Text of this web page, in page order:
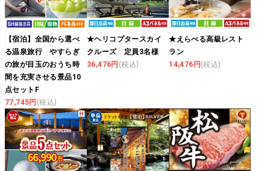
【宿泊】全国から選べ
る温泉旅行 やすらぎ
の旅が目玉のおうち時
間を充実させる景品10
点セットF
77,745円 (税込)
★ヘリコプタースカイ
クルーズ 定員3名様
36,476円 (税込)
★えらべる高級レスト
ラン
14,476円(税込)